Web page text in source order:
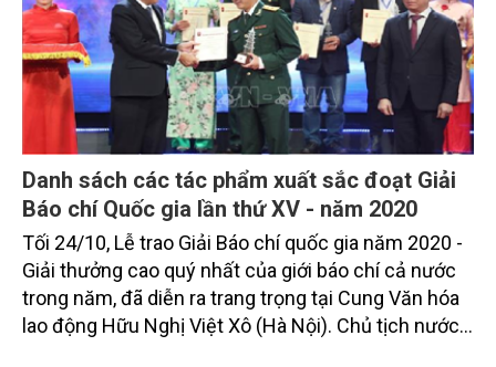
Danh sách các tác phẩm xuất sắc đoạt Giải
Báo chí Quốc gia lần thứ XV - năm 2020
Tối 24/10, Lễ trao Giải Báo chí quốc gia năm 2020 -
Giải thưởng cao quý nhất của giới báo chí cả nước
trong năm, đã diễn ra trang trọng tại Cung Văn hóa
lao động Hữu Nghị Việt Xô (Hà Nội). Chủ tịch nước